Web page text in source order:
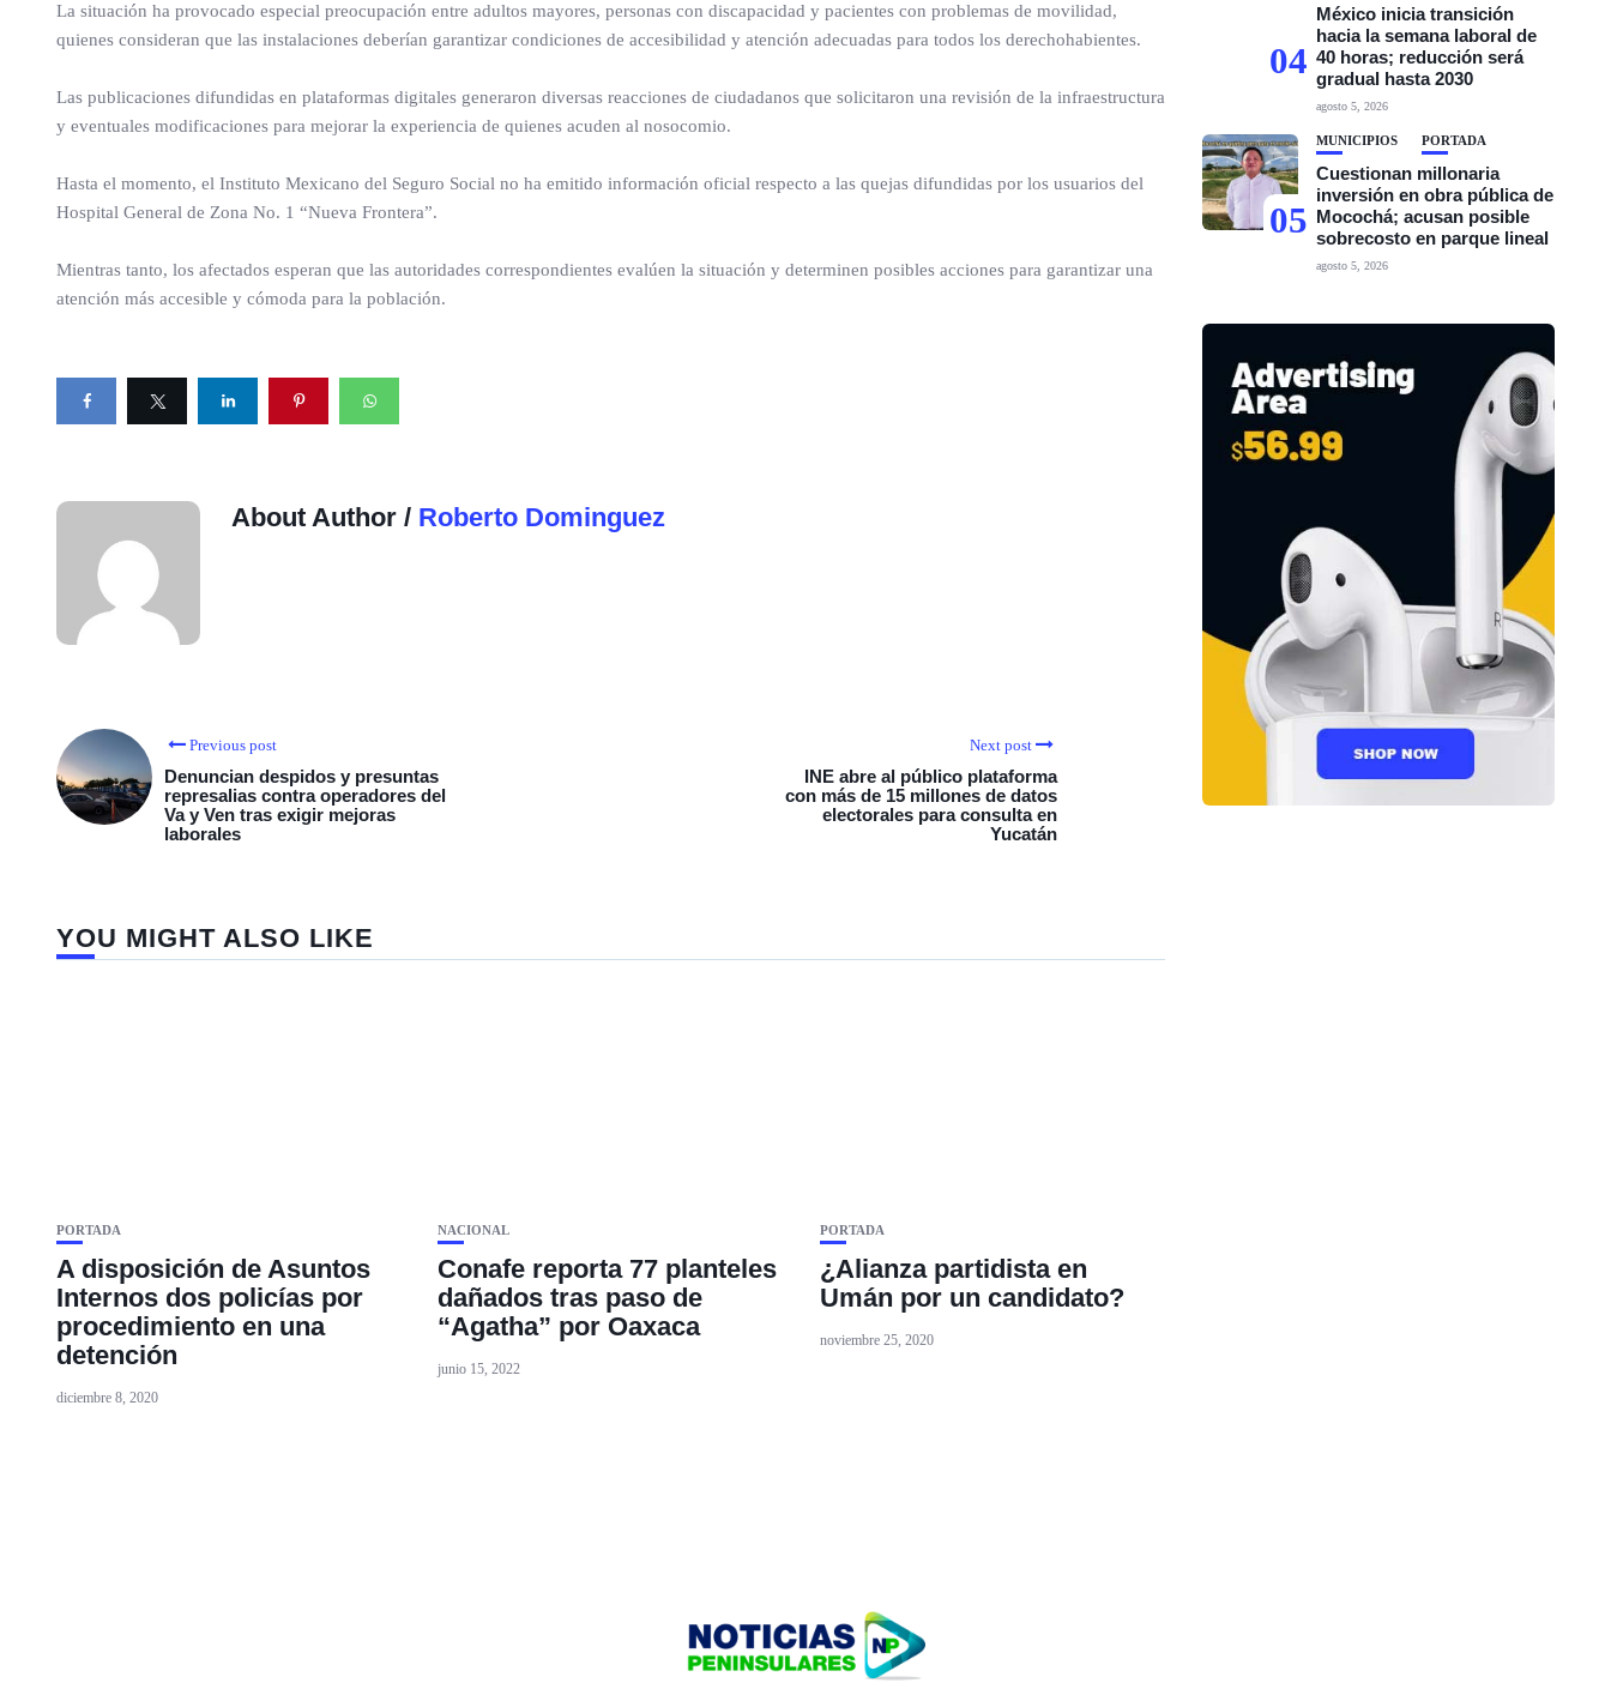
La situación ha provocado especial preocupación entre adultos mayores, personas con discapacidad y pacientes con problemas de movilidad,
quienes consideran que las instalaciones deberían garantizar condiciones de accesibilidad y atención adecuadas para todos los derechohabientes.
Las publicaciones difundidas en plataformas digitales generaron diversas reacciones de ciudadanos que solicitaron una revisión de la infraestructura
y eventuales modificaciones para mejorar la experiencia de quienes acuden al nosocomio.
Hasta el momento, el Instituto Mexicano del Seguro Social no ha emitido información oficial respecto a las quejas difundidas por los usuarios del
Hospital General de Zona No. 1 “Nueva Frontera”.
Mientras tanto, los afectados esperan que las autoridades correspondientes evalúen la situación y determinen posibles acciones para garantizar una
atención más accesible y cómoda para la población.
About Author / Roberto Dominguez
Previous post
Denuncian despidos y presuntas
represalias contra operadores del
Va y Ven tras exigir mejoras
laborales
Next post
INE abre al público plataforma
con más de 15 millones de datos
electorales para consulta en
Yucatán
YOU MIGHT ALSO LIKE
PORTADA
A disposición de Asuntos
Internos dos policías por
procedimiento en una
detención
diciembre 8, 2020
NACIONAL
Conafe reporta 77 planteles
dañados tras paso de
“Agatha” por Oaxaca
junio 15, 2022
PORTADA
¿Alianza partidista en
Umán por un candidato?
noviembre 25, 2020
04
México inicia transición
hacia la semana laboral de
40 horas; reducción será
gradual hasta 2030
agosto 5, 2026
05
MUNICIPIOS PORTADA
Cuestionan millonaria
inversión en obra pública de
Mocochá; acusan posible
sobrecosto en parque lineal
agosto 5, 2026